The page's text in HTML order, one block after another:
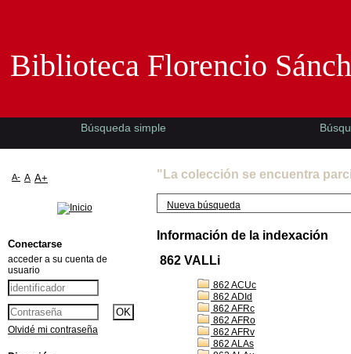
"La colección se encuentra
Nueva búsqueda
Información de la indexación
862 VALLi
862 ACUc
862 ADId
862 AFRc
862 AFRo
862 AFRv
862 ALAs
Biblioteca Florencio
Búsqueda simple
A- A A+
Conectarse
acceder a su cuenta de
usuario
Olvidé mi contraseña